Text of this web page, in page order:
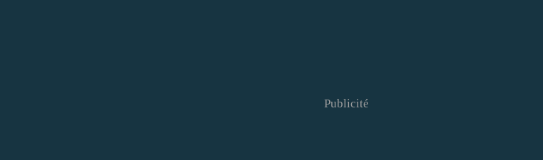
Publicité